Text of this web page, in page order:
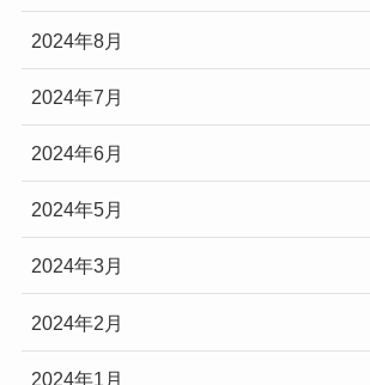
2024年8月
2024年7月
2024年6月
2024年5月
2024年3月
2024年2月
2024年1月